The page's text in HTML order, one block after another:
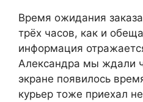
Время ожидания
трёх часов, как и
информация
Александра мы ждали
экране появилось
курьер тоже приехал